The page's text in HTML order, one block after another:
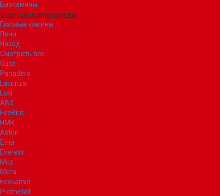
Биокамины
Электрические камины
Газовые камины
Печи
Назад
Смотреть все
Guca
Panadero
Lacunza
Loki
ABX
FireBird
НМК
Aston
Etna
Everest
Mcz
Meta
Ecokamin
Prometall